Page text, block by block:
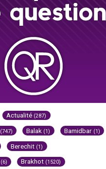
Actualité (287)
(747) Balak (1) Bamidbar (1)
Berechit (1)
(6) Brakhot (1520)